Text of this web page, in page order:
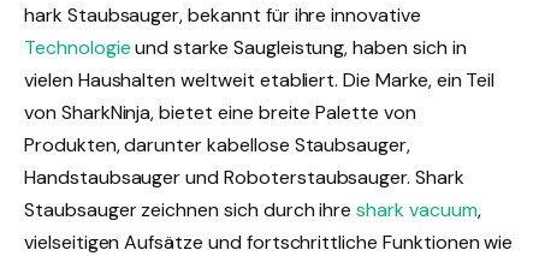
hark Staubsauger, bekannt für ihre innovative
Technologieund starke Saugleistung, haben sich in
vielen Haushalten weltweit etabliert. Die Marke, ein Teil
von SharkNinja, bietet eine breite Palette von
Produkten, darunter kabellose Staubsauger,
Handstaubsauger und Roboterstaubsauger. Shark
Staubsauger zeichnen sich durch ihreshark vacuum,
vielseitigen Aufsätze und fortschrittliche Funktionen wie